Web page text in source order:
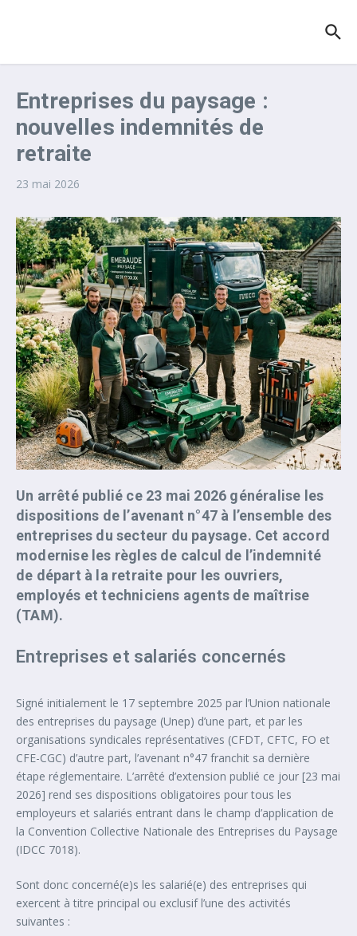
Entreprises du paysage :
nouvelles indemnités de
retraite
23 mai 2026
Un arrêté publié ce 23 mai 2026 généralise les
dispositions de l’avenant n°47 à l’ensemble des
entreprises du secteur du paysage. Cet accord
modernise les règles de calcul de l’indemnité
de départ à la retraite pour les ouvriers,
employés et techniciens agents de maîtrise
(TAM).
Entreprises et salariés concernés
Signé initialement le 17 septembre 2025 par l’Union nationale
des entreprises du paysage (Unep) d’une part, et par les
organisations syndicales représentatives (CFDT, CFTC, FO et
CFE-CGC) d’autre part, l’avenant n°47 franchit sa dernière
étape réglementaire. L’arrêté d’extension publié ce jour [23 mai
2026] rend ses dispositions obligatoires pour tous les
employeurs et salariés entrant dans le champ d’application de
la Convention Collective Nationale des Entreprises du Paysage
(IDCC 7018).
Sont donc concerné(e)s les salarié(e) des entreprises qui
exercent à titre principal ou exclusif l’une des activités
suivantes :